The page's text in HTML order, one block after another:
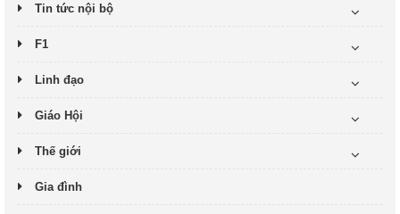
Tin tức nội bộ
F1
Linh đạo
Giáo Hội
Thế giới
Gia đình